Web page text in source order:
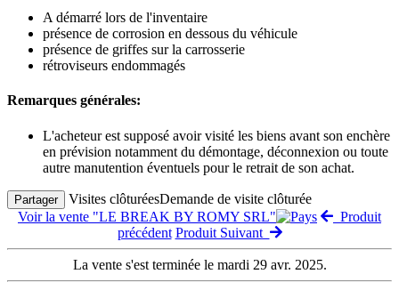
A démarré lors de l'inventaire
présence de corrosion en dessous du véhicule
présence de griffes sur la carrosserie
rétroviseurs endommagés
Remarques générales:
L'acheteur est supposé avoir visité les biens avant son enchère
en prévision notamment du démontage, déconnexion ou toute
autre manutention éventuels pour le retrait de son achat.
Partager Visites clôturéesDemande de visite clôturée
Voir la vente "LE BREAK BY ROMY SRL"
Produit
précédent Produit Suivant
La vente s'est terminée le mardi 29 avr. 2025.